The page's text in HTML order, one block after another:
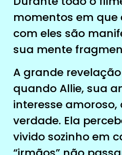
momentos em que
com eles são
sua mente
A grande
quando Allie, sua
interesse amoroso,
verdade. Ela
vivido sozinho em